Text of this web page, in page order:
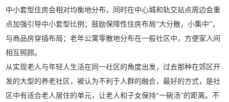
中小套型住房会相对均衡地分布，同时在中心城和轨交站点周边会重
点加强引导中小套型比例；鼓励保障性住房布局“大分散，小集中”，
与商品房穿插布局；老年公寓零散地分布在一般社区中，方便家人间
相互照顾。
从实现老人与年轻人生活在同一社区的角度出发，过去那种在郊区开
发的大型的养老社区，被认为不利于人群的融合，最好的方式，是社
区中有适合老人居住的单元，让老人和子女保持“一碗汤”的距离。不